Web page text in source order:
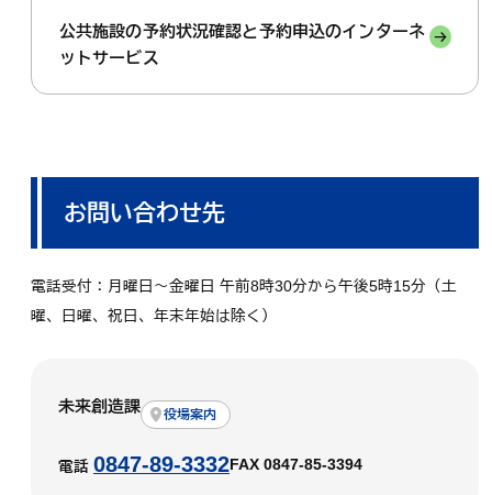
公共施設の予約状況確認と予約申込のインターネ
ットサービス
お問い合わせ先
電話受付：月曜日～金曜日 午前8時30分から午後5時15分（土
曜、日曜、祝日、年末年始は除く）
未来創造課 役場案内
電話 0847-89-3332FAX 0847-85-3394